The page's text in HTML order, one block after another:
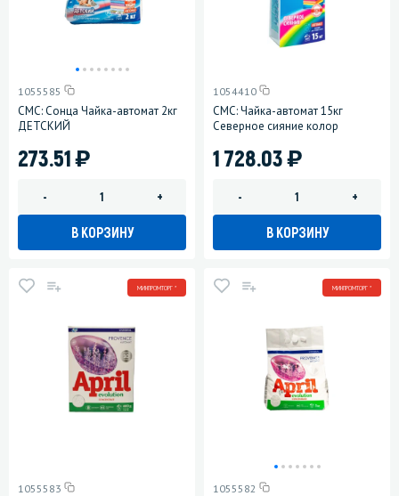
1055585
СМС: Сонца Чайка-автомат 2кг
ДЕТСКИЙ
273.51)
- +
В КОРЗИНУ
1054410
СМС: Чайка-автомат 15кг
Северное сияние колор
1 728.03)
- +
В КОРЗИНУ
МИНПРОМТОРГ *
1055583
МИНПРОМТОРГ *
1055582